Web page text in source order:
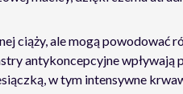
ciąży, ale mogą powodować
antykoncepcyjne wpływają
w tym intensywne